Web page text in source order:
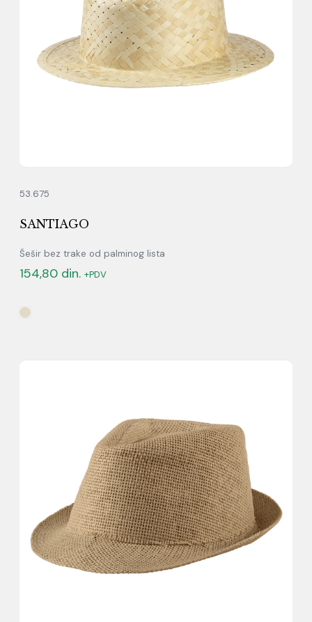
53.675
SANTIAGO
Šešir bez trake od palminog lista
154,80 din. +PDV